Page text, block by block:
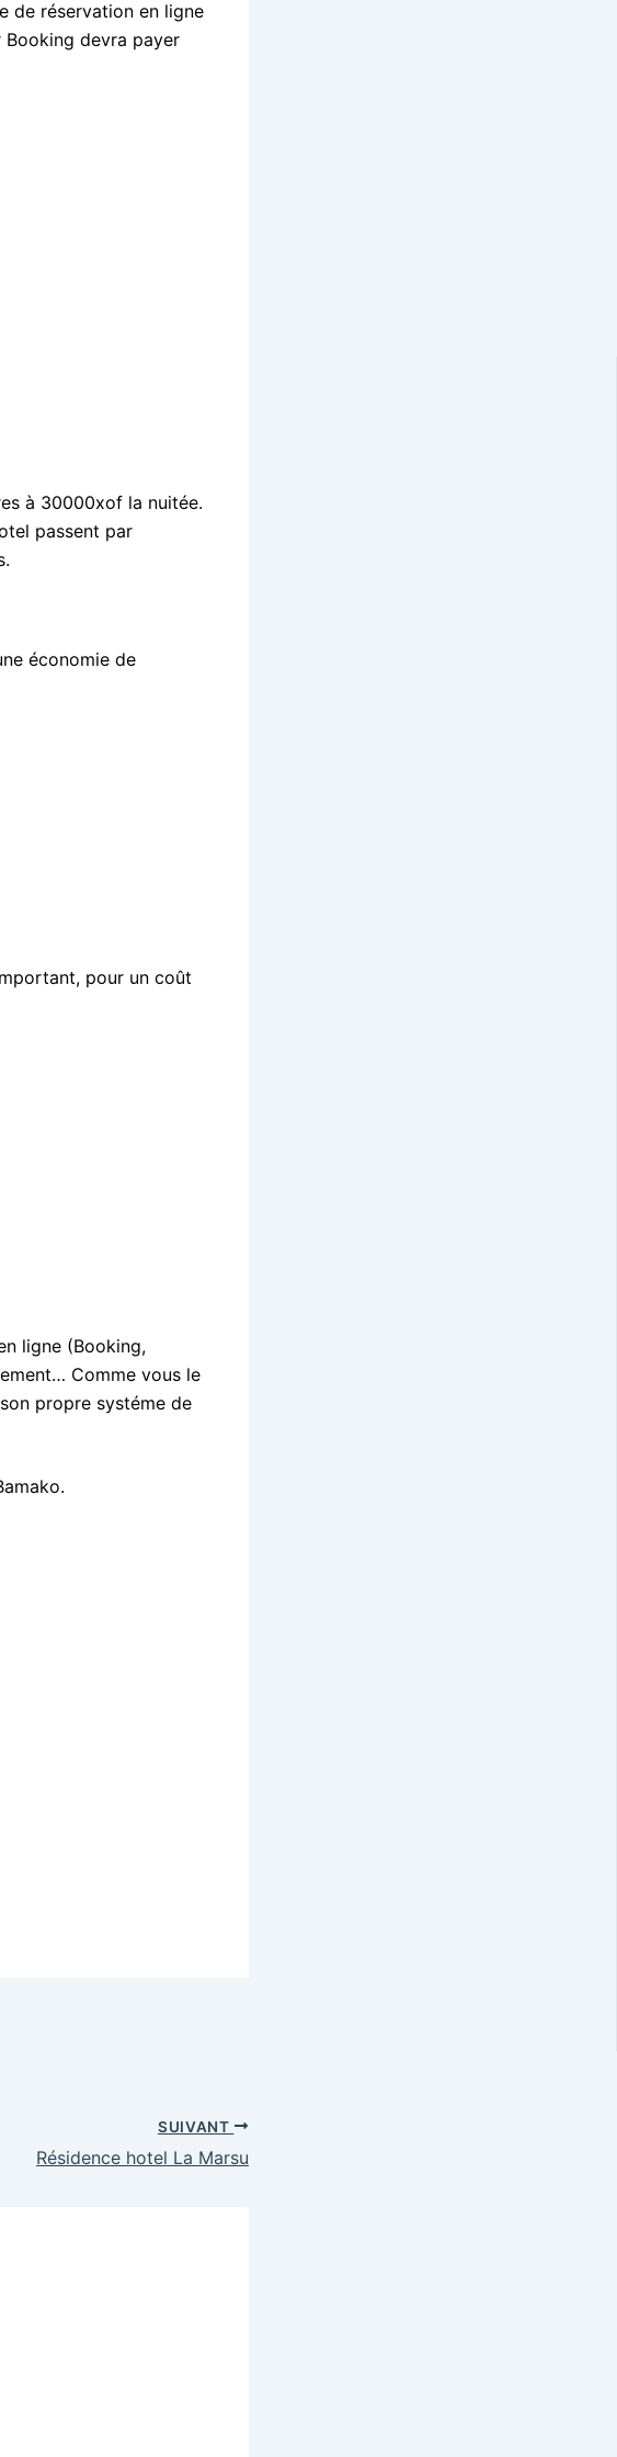
de réservation en ligne
Booking devra payer
à 30000xof la nuitée.
passent par
économie de
pour un coût
ligne (Booking,
Comme vous le
propre systéme de
SUIVANT
Résidence hotel La Marsu